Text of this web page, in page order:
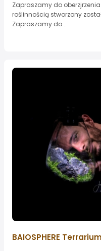
Zapraszamy do oberzjrzenia
roślinnością stworzony
Zapraszamy do...
BAIOSPHERE